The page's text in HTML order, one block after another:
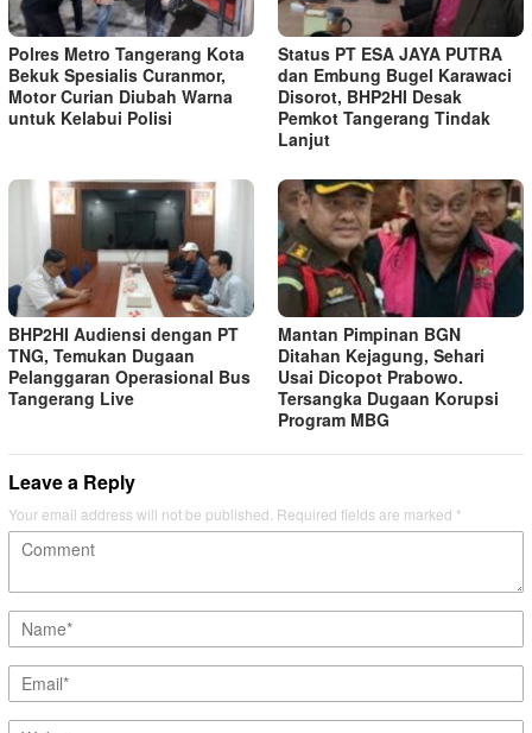
Polres Metro Tangerang Kota
Bekuk Spesialis Curanmor,
Motor Curian Diubah Warna
untuk Kelabui Polisi
Status PT ESA JAYA PUTRA
dan Embung Bugel Karawaci
Disorot, BHP2HI Desak
Pemkot Tangerang Tindak
Lanjut
BHP2HI Audiensi dengan PT
TNG, Temukan Dugaan
Pelanggaran Operasional Bus
Tangerang Live
Mantan Pimpinan BGN
Ditahan Kejagung, Sehari
Usai Dicopot Prabowo.
Tersangka Dugaan Korupsi
Program MBG
Leave a Reply
Your email address will not be published. Required fields are marked *